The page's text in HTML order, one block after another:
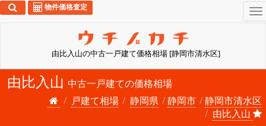
由比入山の中古一戸建て価格相場 [静岡市清水区]
物件価格査定
由比入山 中古一戸建ての価格相場
戸建て相場
静岡県 静岡市
静岡市清水区
由比入山